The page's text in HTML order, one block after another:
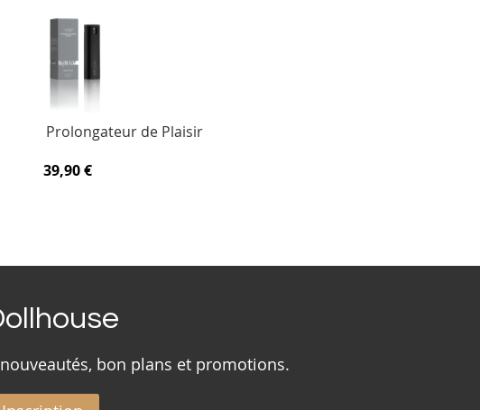
Prolongateur de Plaisir
39,90 €
bon plans et promotions.